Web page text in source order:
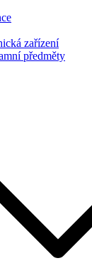
zařízení
předměty